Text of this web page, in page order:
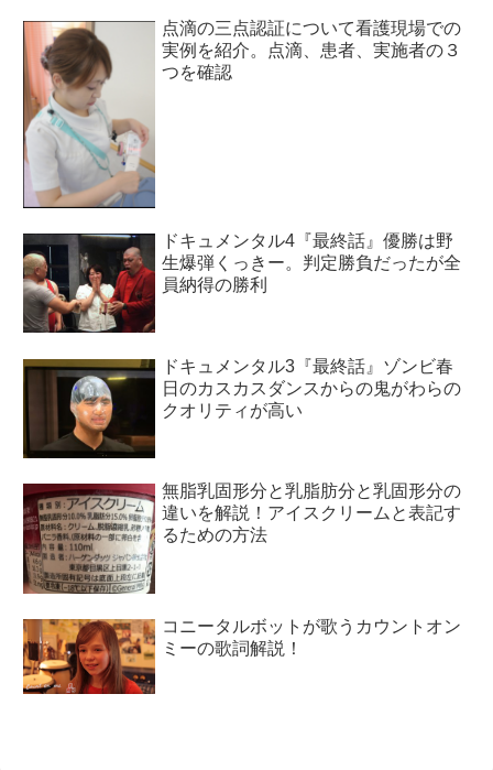
点滴の三点認証について看護現場での
実例を紹介。点滴、患者、実施者の３
つを確認
ドキュメンタル4『最終話』優勝は野
生爆弾くっきー。判定勝負だったが全
員納得の勝利
ドキュメンタル3『最終話』ゾンビ春
日のカスカスダンスからの鬼がわらの
クオリティが高い
無脂乳固形分と乳脂肪分と乳固形分の
違いを解説！アイスクリームと表記す
るための方法
コニータルボットが歌うカウントオン
ミーの歌詞解説！